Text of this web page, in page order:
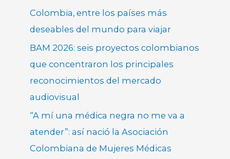
Colombia, entre los países más
deseables del mundo para viajar
BAM 2026: seis proyectos colombianos
que concentraron los principales
reconocimientos del mercado
audiovisual
“A mí una médica negra no me va a
atender”: así nació la Asociación
Colombiana de Mujeres Médicas